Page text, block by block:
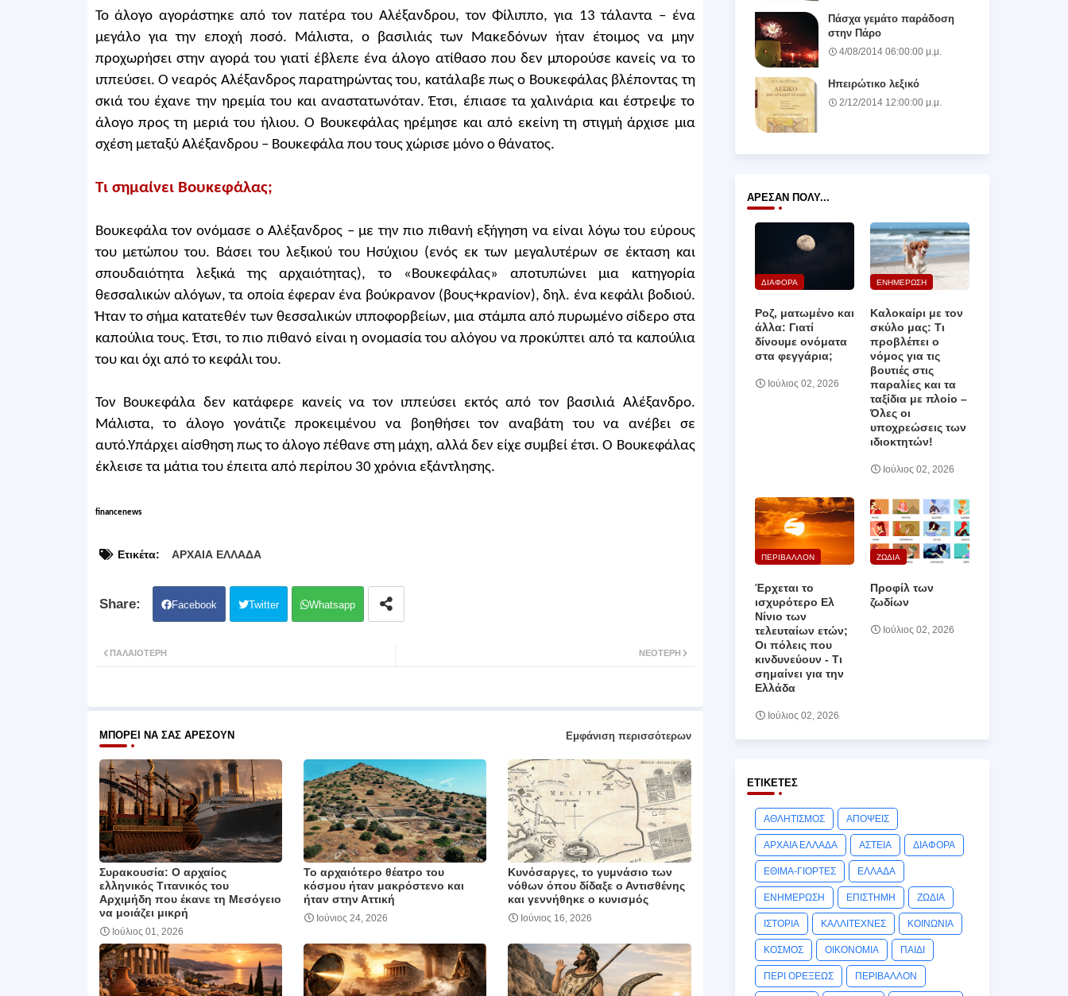
Το άλογο αγοράστηκε από τον πατέρα του Αλέξανδρου, τον Φίλιππο, για 13 τάλαντα – ένα
μεγάλο για την εποχή ποσό. Μάλιστα, ο βασιλιάς των Μακεδόνων ήταν έτοιμος να μην
προχωρήσει στην αγορά του γιατί έβλεπε ένα άλογο ατίθασο που δεν μπορούσε κανείς να το
ιππεύσει. Ο νεαρός Αλέξανδρος παρατηρώντας του, κατάλαβε πως ο Βουκεφάλας βλέποντας τη
σκιά του έχανε την ηρεμία του και αναστατωνόταν. Έτσι, έπιασε τα χαλινάρια και έστρεψε το
άλογο προς τη μεριά του ήλιου. Ο Βουκεφάλας ηρέμησε και από εκείνη τη στιγμή άρχισε μια
σχέση μεταξύ Αλέξανδρου – Βουκεφάλα που τους χώρισε μόνο ο θάνατος.
Τι σημαίνει Βουκεφάλας;
Βουκεφάλα τον ονόμασε ο Αλέξανδρος – με την πιο πιθανή εξήγηση να είναι λόγω του εύρους
του μετώπου του. Βάσει του λεξικού του Ησύχιου (ενός εκ των μεγαλυτέρων σε έκταση και
σπουδαιότητα λεξικά της αρχαιότητας), το «Βουκεφάλας» αποτυπώνει μια κατηγορία
θεσσαλικών αλόγων, τα οποία έφεραν ένα βούκρανον (βους+κρανίον), δηλ. ένα κεφάλι βοδιού.
Ήταν το σήμα κατατεθέν των θεσσαλικών ιπποφορβείων, μια στάμπα από πυρωμένο σίδερο στα
καπούλια τους. Έτσι, το πιο πιθανό είναι η ονομασία του αλόγου να προκύπτει από τα καπούλια
του και όχι από το κεφάλι του.
Τον Βουκεφάλα δεν κατάφερε κανείς να τον ιππεύσει εκτός από τον βασιλιά Αλέξανδρο.
Μάλιστα, το άλογο γονάτιζε προκειμένου να βοηθήσει τον αναβάτη του να ανέβει σε
αυτό.Υπάρχει αίσθηση πως το άλογο πέθανε στη μάχη, αλλά δεν είχε συμβεί έτσι. Ο Βουκεφάλας
έκλεισε τα μάτια του έπειτα από περίπου 30 χρόνια εξάντλησης.
financenews
Ετικέτα: ΑΡΧΑΙΑ ΕΛΛΑΔΑ
Facebook Twitter Whatsapp
ΝΕΌΤΕΡΗ
ΠΑΛΑΙΌΤΕΡΗ
ΜΠΟΡΕΊ ΝΑ ΣΑΣ ΑΡΈΣΟΥΝ Εμφάνιση περισσότερων
Συρακουσία: Ο αρχαίος
ελληνικός Τιτανικός του
Αρχιμήδη που έκανε τη Μεσόγειο
να μοιάζει μικρή
Ιούλιος 01, 2026
Το αρχαιότερο θέατρο του
κόσμου ήταν μακρόστενο και
ήταν στην Αττική
Ιούνιος 24, 2026
Κυνόσαργες, το γυμνάσιο των
νόθων όπου δίδαξε ο Αντισθένης
και γεννήθηκε ο κυνισμός
Ιούνιος 16, 2026
Πάσχα γεμάτο παράδοση
στην Πάρο
4/08/2014 06:00:00 μ.μ.
Ηπειρώτικο λεξικό
2/12/2014 12:00:00 μ.μ.
ΆΡΕΣΑΝ ΠΟΛΎ...
ΔΙΑΦΟΡΑ
Ροζ, ματωμένο και
άλλα: Γιατί
δίνουμε ονόματα
στα φεγγάρια;
Ιούλιος 02, 2026
ΕΝΗΜΕΡΩΣΗ
Καλοκαίρι με τον
σκύλο μας: Τι
προβλέπει ο
νόμος για τις
βουτιές στις
παραλίες και τα
ταξίδια με πλοίο –
Όλες οι
υποχρεώσεις των
ιδιοκτητών!
Ιούλιος 02, 2026
ΠΕΡΙΒΑΛΛΟΝ
Έρχεται το
ισχυρότερο Ελ
Νίνιο των
τελευταίων ετών;
Οι πόλεις που
κινδυνεύουν ‑ Τι
σημαίνει για την
Ελλάδα
Ιούλιος 02, 2026
ΖΩΔΙΑ
Προφίλ των
ζωδίων
Ιούλιος 02, 2026
ΕΤΙΚΈΤΕΣ
ΑΘΛΗΤΙΣΜΟΣ ΑΠΟΨΕΙΣ
ΑΡΧΑΙΑ ΕΛΛΑΔΑ ΑΣΤΕΙΑ ΔΙΑΦΟΡΑ
ΕΘΙΜΑ-ΓΙΟΡΤΕΣ ΕΛΛΑΔΑ
ΕΝΗΜΕΡΩΣΗ ΕΠΙΣΤΗΜΗ ΖΩΔΙΑ
ΙΣΤΟΡΙΑ ΚΑΛΛΙΤΕΧΝΕΣ ΚΟΙΝΩΝΙΑ
ΚΟΣΜΟΣ ΟΙΚΟΝΟΜΙΑ ΠΑΙΔΙ
ΠΕΡΙ ΟΡΕΞΕΩΣ ΠΕΡΙΒΑΛΛΟΝ